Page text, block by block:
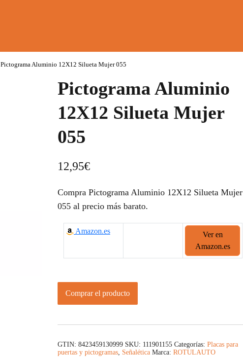
Pictograma Aluminio 12X12 Silueta Mujer 055
Pictograma Aluminio
12X12 Silueta Mujer
055
12,95€
Compra Pictograma Aluminio 12X12 Silueta Mujer
055 al precio más barato.
Amazon.es
Ver en
Amazon.es
Comprar el producto
GTIN: 8423459130999 SKU: 111901155 Categorías: Placas para
puertas y pictogramas, Señalética Marca: ROTULAUTO